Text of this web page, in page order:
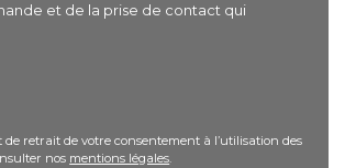
et de la prise de contact qui
retrait de votre consentement à l’utilisation des
nos mentions légales.